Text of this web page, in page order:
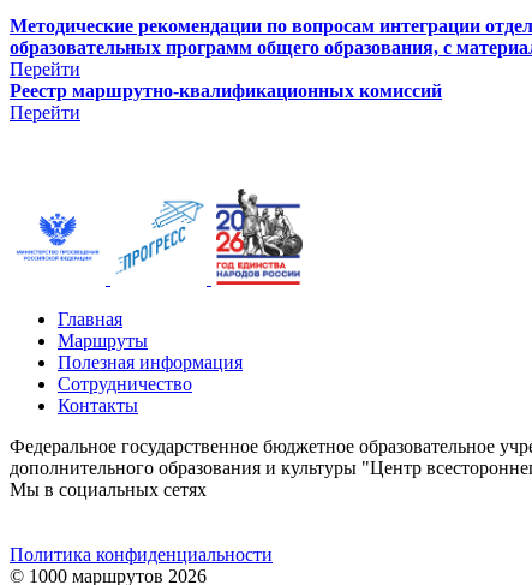
Методические рекомендации по вопросам интеграции
образовательных программ общего образования, с
Перейти
Реестр маршрутно-квалификационных комиссий
Перейти
Главная
Маршруты
Полезная информация
Сотрудничество
Контакты
Федеральное государственное бюджетное образовательное
дополнительного образования и культуры "Центр
Мы в социальных сетях
Политика конфиденциальности
© 1000 маршрутов 2026